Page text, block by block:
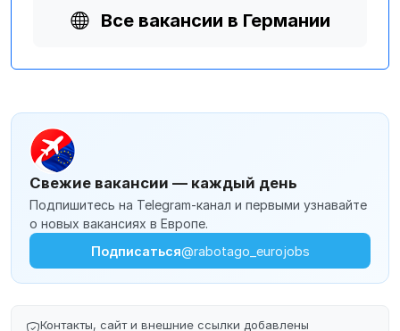
Все вакансии в Германии
Свежие вакансии — каждый день
Подпишитесь на Telegram-канал и первыми узнавайте
о новых вакансиях в Европе.
Подписаться@rabotago_eurojobs
Контакты, сайт и внешние ссылки добавлены